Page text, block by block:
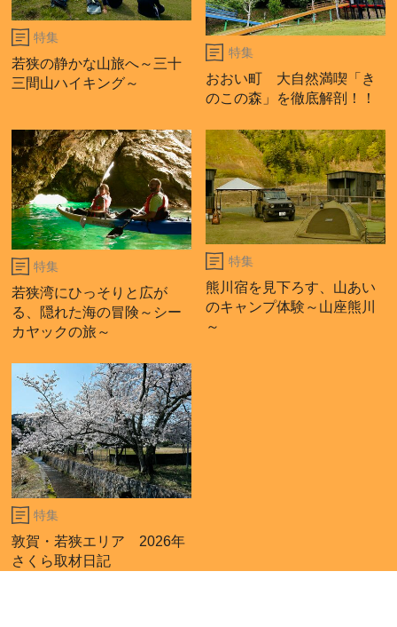
特集
若狭の静かな山旅へ～三十
三間山ハイキング～
特集
おおい町 大自然満喫「き
のこの森」を徹底解剖！！
特集
若狭湾にひっそりと広が
る、隠れた海の冒険～シー
カヤックの旅～
特集
熊川宿を見下ろす、山あい
のキャンプ体験～山座熊川
～
特集
敦賀・若狭エリア 2026年
さくら取材日記